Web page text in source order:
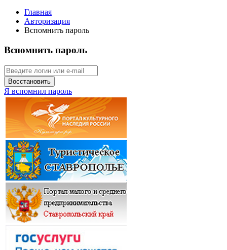
Главная
Авторизация
Вспомнить пароль
Вспомнить пароль
Восстановить
Я вспомнил пароль